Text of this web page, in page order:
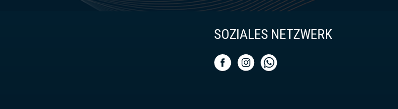
SOZIALES NETZWERK